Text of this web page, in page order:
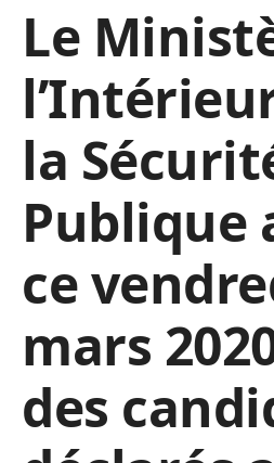
Le
la
Publique
ce
mars
des